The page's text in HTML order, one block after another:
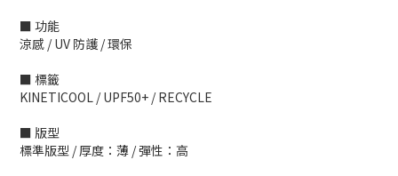
■ 功能
涼感 / UV 防護 / 環保
■ 標籤
KINETICOOL / UPF50+ / RECYCLE
■ 版型
標準版型 / 厚度：薄 / 彈性：高